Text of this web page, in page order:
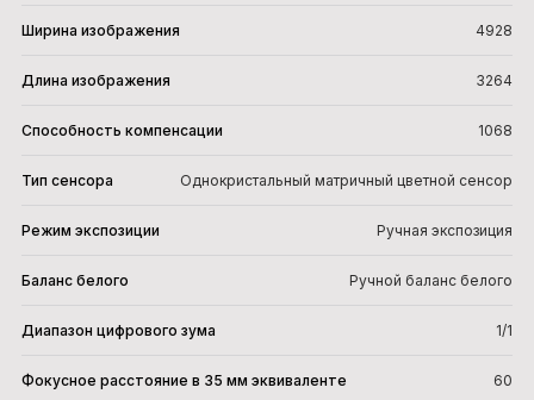
Ширина изображения 4928
Длина изображения 3264
Способность компенсации 1068
Тип сенсора Однокристальный матричный цветной сенсор
Режим экспозиции Ручная экспозиция
Баланс белого Ручной баланс белого
Диапазон цифрового зума 1/1
Фокусное расстояние в 35 мм эквиваленте 60